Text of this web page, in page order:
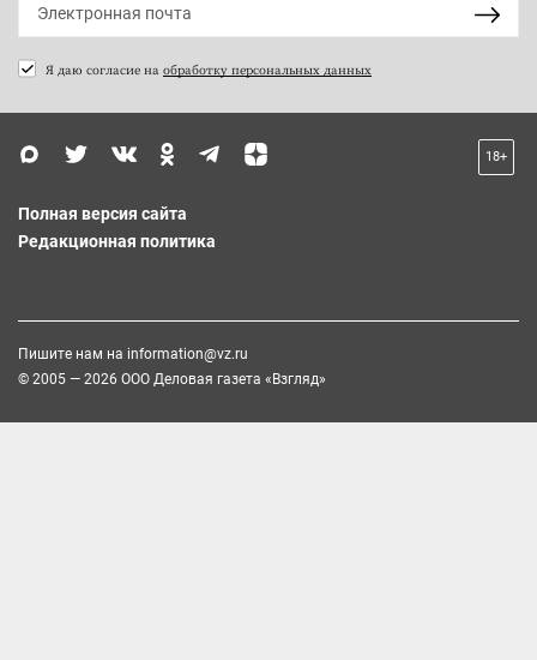
Я даю согласие на обработку персональных данных
18+
Полная версия сайта
Редакционная политика
Пишите нам на information@vz.ru
© 2005 — 2026 ООО Деловая газета «Взгляд»